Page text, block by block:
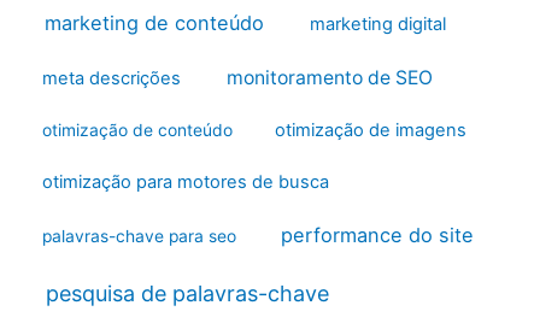
marketing de conteúdo marketing digital
meta descrições monitoramento de SEO
otimização de conteúdo otimização de imagens
otimização para motores de busca
palavras-chave para seo performance do site
pesquisa de palavras-chave